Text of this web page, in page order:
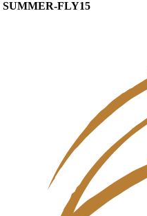
SUMMER-FLY15